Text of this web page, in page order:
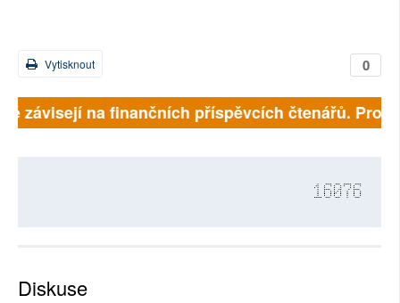
0
Vytisknout
závisejí na finančních příspěvcích čtenářů.
16076
Diskuse